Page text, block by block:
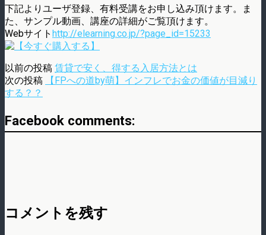
下記よりユーザ登録、有料受講をお申し込み頂けます。ま
た、サンプル動画、講座の詳細がご覧頂けます。
Webサイト http://elearning.co.jp/?page_id=15233
以前の投稿 賃貸で安く、得する入居方法とは
次の投稿
【FPへの道by萌】インフレでお金の価値が目減り
する？？
Facebook comments:
コメントを残す